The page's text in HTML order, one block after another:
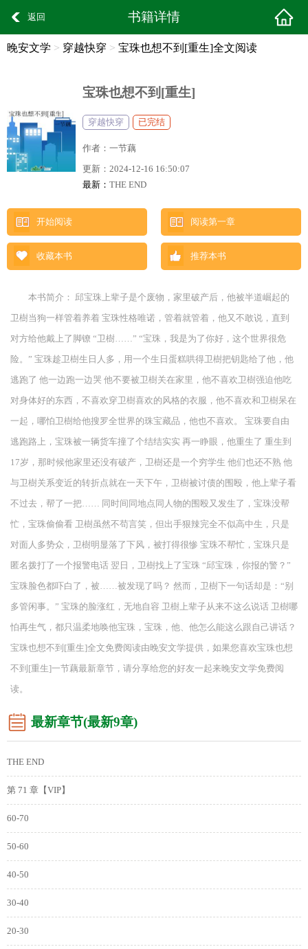
返回 书籍详情
晚安文学 > 穿越快穿 > 宝珠也想不到[重生]全文阅读
宝珠也想不到[重生]
穿越快穿 已完结
作者： 一节藕
更新： 2024-12-16 16:50:07
最新： THE END
开始阅读 阅读第一章
收藏本书 推荐本书
本书简介： 邱宝珠上辈子是个废物，家里破产后，他被半道崛起的
卫樹当狗一样管着养着 宝珠性格唯诺，管着就管着，他又不敢说，直到
对方给他戴上了脚镣 “卫樹……” “宝珠，我是为了你好，这个世界很危
险。” 宝珠趁卫樹生日人多，用一个生日蛋糕哄得卫樹把钥匙给了他，他
逃跑了 他一边跑一边哭 他不要被卫樹关在家里，他不喜欢卫樹强迫他吃
对身体好的东西，不喜欢穿卫樹喜欢的风格的衣服，他不喜欢和卫樹呆在
一起，哪怕卫樹给他搜罗全世界的珠宝藏品，他也不喜欢。 宝珠要自由
逃跑路上，宝珠被一辆货车撞了个结结实实 再一睁眼，他重生了 重生到
17岁，那时候他家里还没有破产，卫樹还是一个穷学生 他们也还不熟 他
与卫樹关系变近的转折点就在一天下午，卫樹被讨债的围殴，他上辈子看
不过去，帮了一把…… 同时间同地点同人物的围殴又发生了，宝珠没帮
忙，宝珠偷偷看 卫樹虽然不苟言笑，但出手狠辣完全不似高中生，只是
对面人多势众，卫樹明显落了下风，被打得很惨 宝珠不帮忙，宝珠只是
匿名拨打了一个报警电话 翌日，卫樹找上了宝珠 “邱宝珠，你报的警？”
宝珠脸色都吓白了，被……被发现了吗？ 然而，卫樹下一句话却是：“别
多管闲事。” 宝珠的脸涨红，无地自容 卫樹上辈子从来不这么说话 卫樹哪
怕再生气，都只温柔地唤他宝珠，宝珠，他、他怎么能这么跟自己讲话？
宝珠也想不到[重生]全文免费阅读由晚安文学提供，如果您喜欢宝珠也想
不到[重生]一节藕最新章节，请分享给您的好友一起来晚安文学免费阅
读。
最新章节(最新9章)
THE END
第 71 章【VIP】
60-70
50-60
40-50
30-40
20-30